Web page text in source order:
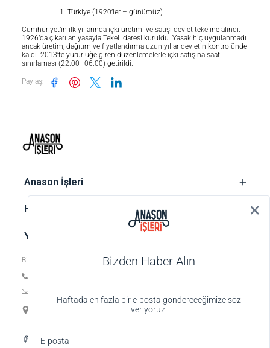
Türkiye (1920’ler – günümüz)
Cumhuriyet’in ilk yıllarında içki üretimi ve satışı devlet tekeline alındı.
1926’da çıkarılan yasayla Tekel İdaresi kuruldu. Yasak hiç uygulanmadı
ancak üretim, dağıtım ve fiyatlandırma uzun yıllar devletin kontrolünde
kaldı. 2013’te yürürlüğe giren düzenlemelerle içki satışına saat
sınırlaması (22.00–06.00) getirildi.
Paylaş:
‎ Anason İşleri
‎ Hesap
‎ Yasal metinler
Bize ulaşın
19 Mayıs Mah. Veteriner Hilmi Sok., Hilmi Palas No:4 K:1 D:4,
Bizden Haber Alın
Haftada en fazla bir e-posta göndereceğimize söz
veriyoruz.
E-posta